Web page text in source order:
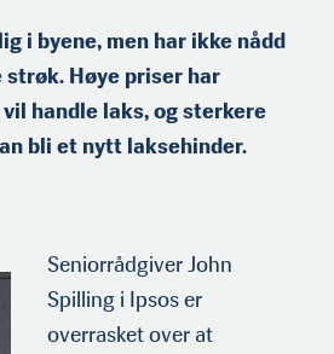
i byene, men har ikke nådd
Høye priser har
handle laks, og sterkere
bli et nytt laksehinder.
Seniorrådgiver John
Spilling i Ipsos er
overrasket over at